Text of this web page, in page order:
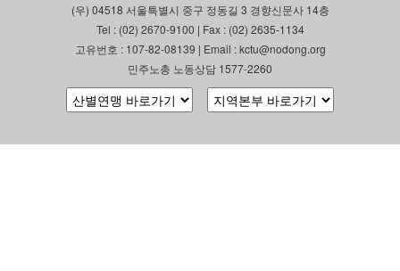
(우) 04518 서울특별시 중구 정동길 3 경향신문사 14층
Tel : (02) 2670-9100 | Fax : (02) 2635-1134
고유번호 : 107-82-08139 | Email : kctu@nodong.org
민주노총 노동상담 1577-2260